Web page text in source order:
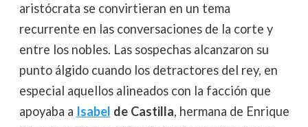
aristócrata se convirtieran en un tema
recurrente en las conversaciones de la corte y
entre los nobles. Las sospechas alcanzaron su
punto álgido cuando los detractores del rey, en
especial aquellos alineados con la facción que
apoyaba a Isabel de Castilla, hermana de Enrique